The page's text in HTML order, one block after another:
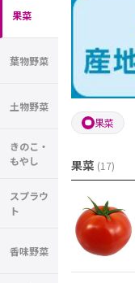
果菜
葉物野菜
土物野菜
きのこ・
もやし
スプラウ
ト
香味野菜
果菜
果菜 (17)